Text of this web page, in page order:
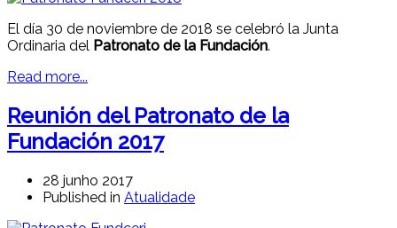
El día 30 de noviembre de 2018 se celebró la Junta
Ordinaria del Patronato de la Fundación.
Read more...
Reunión del Patronato de la
Fundación 2017
28 junho 2017
Published in Atualidade